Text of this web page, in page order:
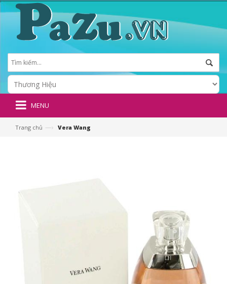
MENU
Trang chủ —› Vera Wang